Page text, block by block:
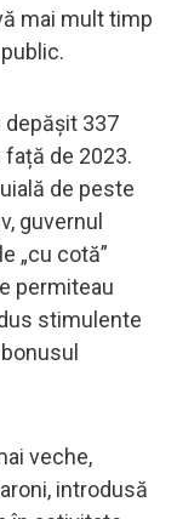
mai mult timp
depășit 337
față de 2023.
de peste
guvernul
„cu cotă”
permiteau
stimulente
veche,
introdusă